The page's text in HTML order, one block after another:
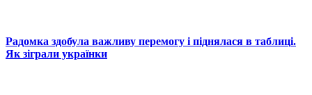
Радомка здобула важливу перемогу і піднялася в таблиці.
Як зіграли українки